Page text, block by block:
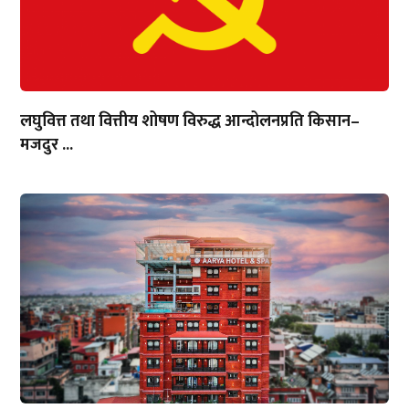
लघुवित्त तथा वित्तीय शोषण विरुद्ध आन्दोलनप्रति किसान–
मजदुर ...